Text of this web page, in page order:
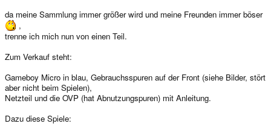
da meine Sammlung immer größer wird und meine Freunden immer böser
,
trenne ich mich nun von einen Teil.
Zum Verkauf steht:
Gameboy Micro in blau, Gebrauchsspuren auf der Front (siehe Bilder, stört
aber nicht beim Spielen),
Netzteil und die OVP (hat Abnutzungspuren) mit Anleitung.
Dazu diese Spiele: